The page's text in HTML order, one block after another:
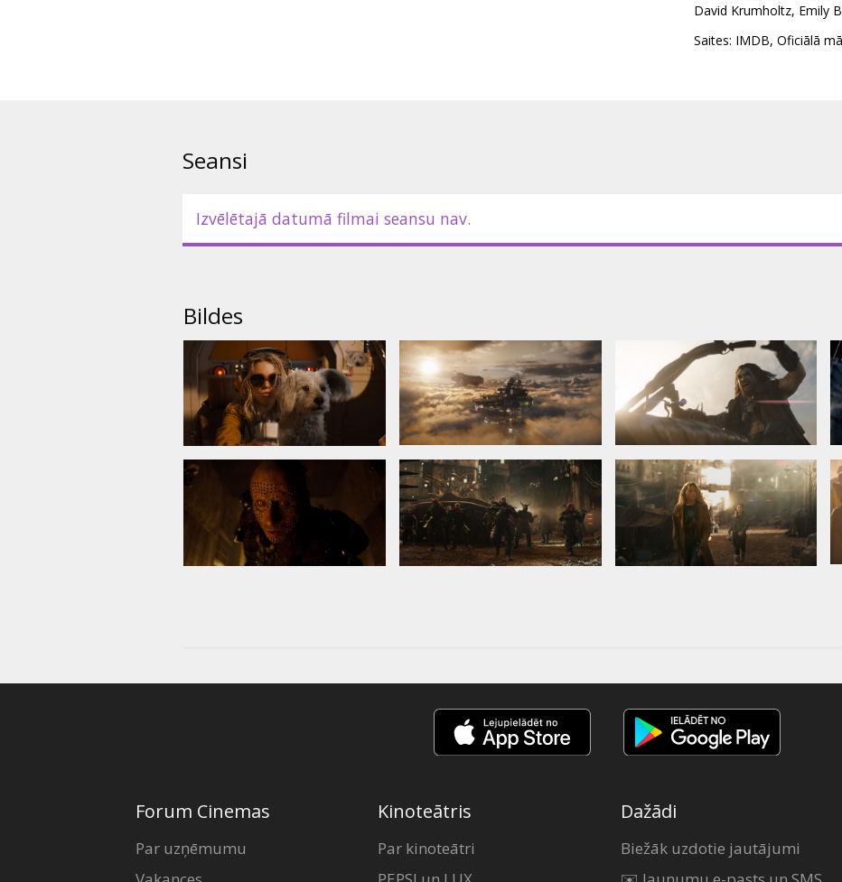
David Krumholtz, Emily
Saites: IMDB, Oficiālā
Seansi
Izvēlētajā datumā filmai seansu nav.
Bildes
Forum Cinemas
Par uzņēmumu
Kinoteātris
Par kinoteātri
Dažādi
Biežāk uzdotie jautājumi